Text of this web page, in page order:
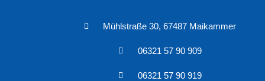
Mühlstraße 30, 67487 Maikammer
06321 57 90 909
06321 57 90 919